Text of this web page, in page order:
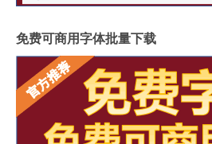
免费可商用字体批量下载